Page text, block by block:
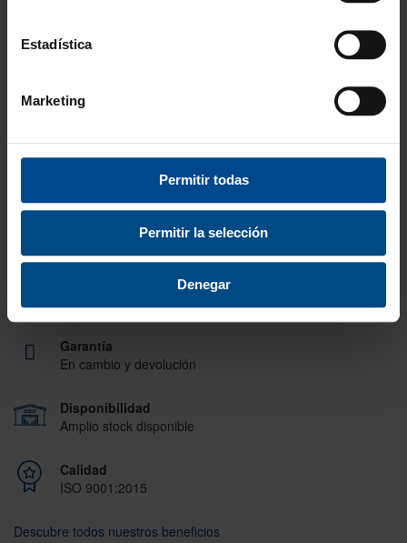
Estadística
Marketing
Permitir todas
Permitir la selección
Denegar
Desde 1988
Innovando contigo
Descubre nuestras ventajas
Garantía
En cambio y devolución
Disponibilidad
Amplio stock disponible
Calidad
ISO 9001:2015
Descubre todos nuestros beneficios